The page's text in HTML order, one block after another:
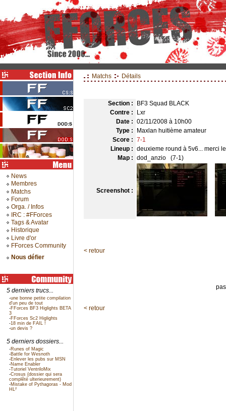
News
Membres
Matchs
Forum
Orga. / Infos
IRC : #FForces
Tags & Avatar
Historique
Livre d'or
FForces Community
Nous défier
5 derniers trucs...
-une bonne petite compilation
d'un peu de tout
-FForces BF3 Higlights BETA
3
-FForces Sc2 Higlights
-18 min de FAIL !
-un devis ?
5 derniers dossiers...
-Runes of Magic
-Battle for Wesnoth
-Enlever les pubs sur MSN
-Name Enabler
-Tutoriel VentriloMix
-Crosus (dossier qui sera
complêté ulterieurement)
-Mistake of Pythagoras - Mod
HL²
Matchs Détails
Section :
BF3 Squad BLACK
Contre :
Lxr
Date : 02/11/2008 à 10h00
Type :
Maxlan huitième amateur
Score : 7-1
Lineup : deuxieme round à 5v6... merci
Map : dod_anzio (7-1)
Screenshot :
< retour
< retour